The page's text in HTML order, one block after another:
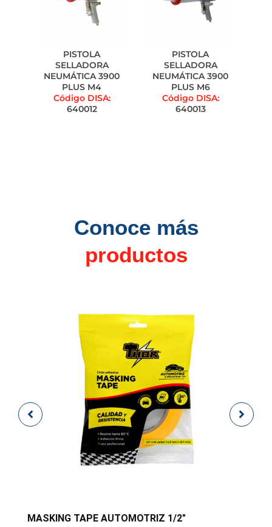
PISTOLA
SELLADORA
NEUMÁTICA 3900
PLUS M4
Código DISA:
640012
PISTOLA
SELLADORA
NEUMÁTICA 3900
PLUS M6
Código DISA:
640013
Conoce más
productos
MASKING TAPE AUTOMOTRIZ 1/2″